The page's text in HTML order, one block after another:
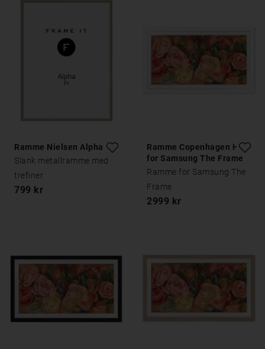
Ramme Nielsen Alpha Eik
Slank metallramme med
trefiner
799 kr
Ramme Copenhagen Hvit
for Samsung The Frame
Ramme for Samsung The
Frame
2999 kr